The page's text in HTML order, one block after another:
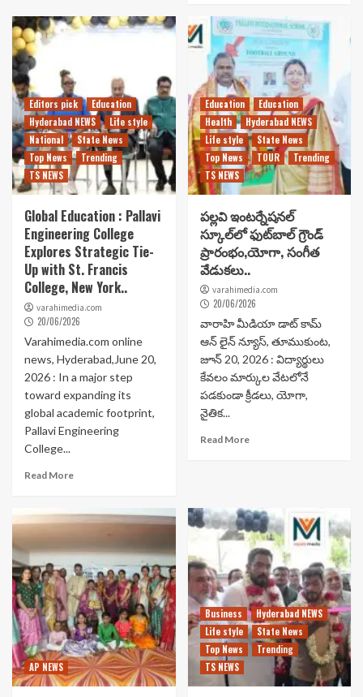
Editors pick
Education
Hyderabad NEWS
Life style
National
State News
Top News
Trending
TS NEWS
Global Education : Pallavi
Engineering College
Explores Strategic Tie-
Up with St. Francis
College, New York..
varahimedia.com
20/06/2026
Varahimedia.com online
news, Hyderabad,June 20,
2026 : In a major step
toward expanding its
global academic footprint,
Pallavi Engineering
College...
Read More
Education
Education
Health
Hyderabad NEWS
Life style
State News
Top News
TOUR
Trending
TS NEWS
పల్లవి ఇంటర్నేషనల్
స్కూల్‌లో ఫుట్‌బాల్ గ్రౌండ్
ప్రారంభం,యోగా, సంగీత
వేడుకలు..
varahimedia.com
20/06/2026
వారాహి మీడియా డాట్ కామ్
ఆన్ లైన్ న్యూస్, తూముకుంట,
జూన్ 20, 2026 : విద్యార్థులు
కేవలం మార్కుల వేటలోనే
పడకుండా క్రీడలు, యోగా,
నైతిక...
Read More
AP NEWS
Business
Hyderabad NEWS
Life style
State News
Top News
Trending
TS NEWS